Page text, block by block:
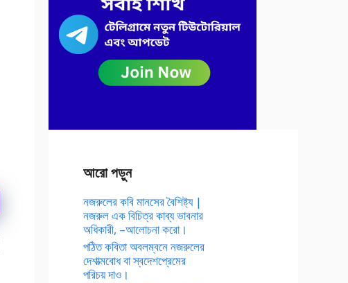
আরো পড়ুন
নজরুলের কবি মানসের বৈশিষ্ট্য |
নজরুল এক বিচিত্র কাব্য ভাবনার
অধিকারী, –আলোচনা করো।
পঠিত কবিতা অবলম্বনে নজরুলের
দেশাত্মবোধ বা স্বদেশপ্রেমের
পরিচয় দাও।